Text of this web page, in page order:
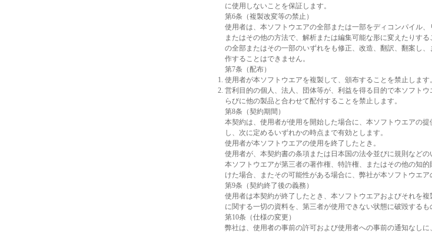
に使用しないことを保証します。
第6条（複製改変等の禁止）
使用者は、本ソフトウエアの全部または一部をディコンパイル
またはその他の方法で、解析または編集可能な形に変えたりす
の全部またはその一部のいずれをも修正、改造、翻訳、翻案し
作することはできません。
第7条（配布）
使用者が本ソフトウエアを複製して、頒布することを禁止します。
営利目的の個人、法人、団体等が、利益を得る目的で本ソフト
らびに他の製品と合わせて配付することを禁止します。
第8条（契約期間）
本契約は、使用者が使用を開始した場合に、本ソフトウエアの
し、次に定めるいずれかの時点まで有効とします。
使用者が本ソフトウエアの使用を終了したとき。
使用者が、本契約書の条項または日本国の法令並びに規則などの
本ソフトウエアが第三者の著作権、特許権、またはその他の知
けた場合、またその可能性がある場合に、弊社が本ソフトウエア
第9条（契約終了後の義務）
使用者は本契約が終了したとき、本ソフトウエアおよびそれを
に関する一切の資料を、第三者が使用できない状態に破毀するも
第10条（仕様の変更）
弊社は、使用者の事前の許可および使用者への事前の通知なし